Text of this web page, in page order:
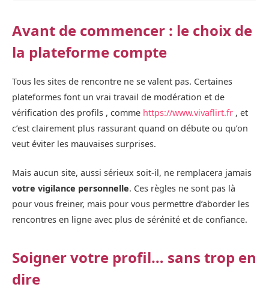
Avant de commencer : le choix de
la plateforme compte
Tous les sites de rencontre ne se valent pas. Certaines
plateformes font un vrai travail de modération et de
vérification des profils , comme https://www.vivaflirt.fr , et
c’est clairement plus rassurant quand on débute ou qu’on
veut éviter les mauvaises surprises.
Mais aucun site, aussi sérieux soit‑il, ne remplacera jamais
votre vigilance personnelle. Ces règles ne sont pas là
pour vous freiner, mais pour vous permettre d’aborder les
rencontres en ligne avec plus de sérénité et de confiance.
Soigner votre profil… sans trop en
dire